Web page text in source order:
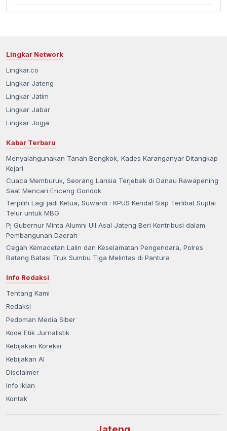
Lingkar Network
Lingkar.co
Lingkar Jateng
Lingkar Jatim
Lingkar Jabar
Lingkar Jogja
Kabar Terbaru
Menyalahgunakan Tanah Bengkok, Kades Karanganyar Ditangkap
Kejari
Cuaca Memburuk, Seorang Lansia Terjebak di Danau Rawapening
Saat Mencari Enceng Gondok
Terpilih Lagi jadi Ketua, Suwardi : KPUS Kendal Siap Terlibat Suplai
Telur untuk MBG
Pj Gubernur Minta Alumni UII Asal Jateng Beri Kontribusi dalam
Pembangunan Daerah
Cegah Kemacetan Lalin dan Keselamatan Pengendara, Polres
Batang Batasi Truk Sumbu Tiga Melintas di Pantura
Info Redaksi
Tentang Kami
Redaksi
Pedoman Media Siber
Kode Etik Jurnalistik
Kebijakan Koreksi
Kebijakan AI
Disclaimer
Info Iklan
Kontak